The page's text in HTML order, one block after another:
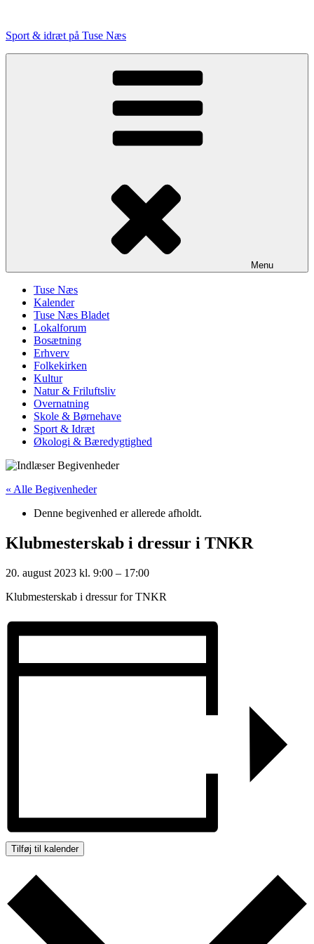
indhold
Sport & idræt på Tuse Næs
Menu
Tuse Næs
Kalender
Tuse Næs Bladet
Lokalforum
Bosætning
Erhverv
Folkekirken
Kultur
Natur & Friluftsliv
Overnatning
Skole & Børnehave
Sport & Idræt
Økologi & Bæredygtighed
« Alle Begivenheder
Denne begivenhed er allerede afholdt.
Klubmesterskab i dressur i TNKR
20. august 2023 kl. 9:00 – 17:00
Klubmesterskab i dressur for TNKR
Tilføj til kalender